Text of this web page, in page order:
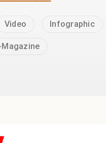
Video Infographic
Magazine